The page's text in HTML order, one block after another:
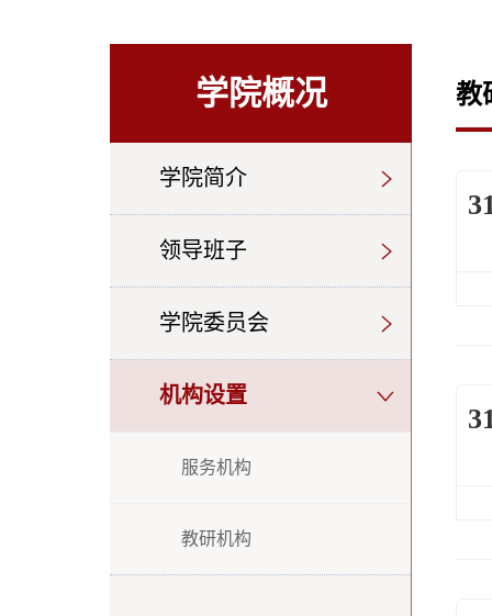
学院概况
学院简介
领导班子
学院委员会
机构设置
服务机构
教研机构
教